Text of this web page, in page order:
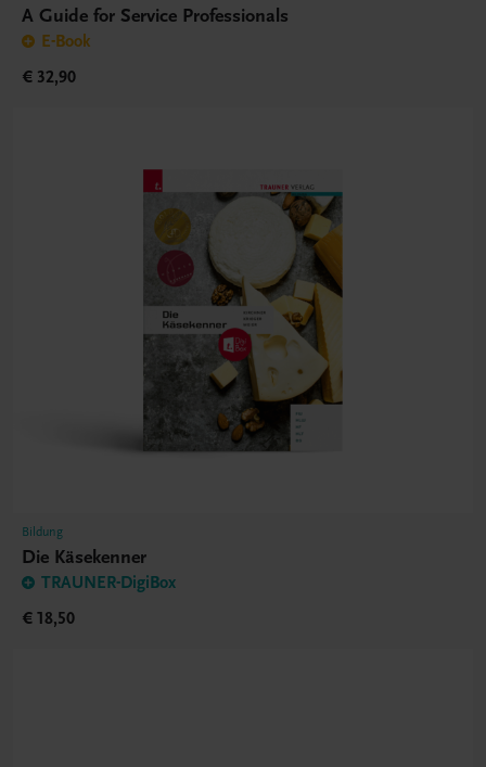
A Guide for Service Professionals
E-Book
€ 32,90
Bildung
Die Käsekenner
TRAUNER-DigiBox
€ 18,50